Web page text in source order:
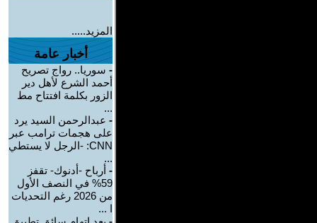
المزيد.....
أخبار عامة
- سوريا.. رواج تصريح
أحمد الشرع لأهل دير
الزور بكلمة افتتاح مط
...
- عبدالرحمن السيد يرد
على هجمات ترامب عبر
CNN: -الرجل لا يستطي
...
- أرباح -أدنوك- تقفز
59% في النصف الأول
من 2026 رغم التحديات
ا ...